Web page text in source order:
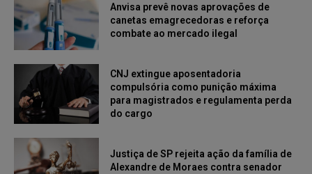
Anvisa prevê novas aprovações de
canetas emagrecedoras e reforça
combate ao mercado ilegal
CNJ extingue aposentadoria
compulsória como punição máxima
para magistrados e regulamenta perda
do cargo
Justiça de SP rejeita ação da família de
Alexandre de Moraes contra senador